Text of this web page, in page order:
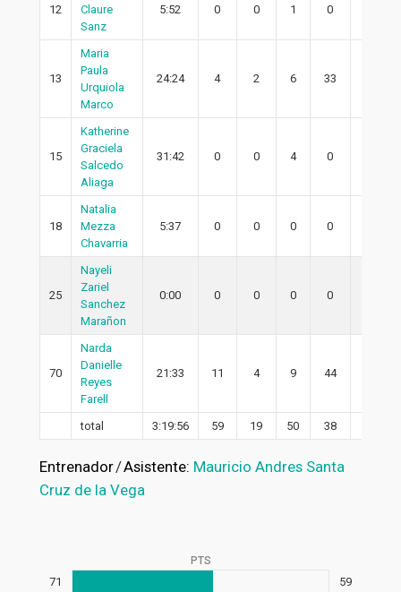
12
Claure
Sanz
5:52 0 0 1 0
13
Maria
Paula
Urquiola
Marco
24:24 4 2 6 33
15
Katherine
Graciela
Salcedo
Aliaga
31:42 0 0 4 0
18
Natalia
Mezza
Chavarria
5:37 0 0 0 0
25
Nayeli
Zariel
Sanchez
Marañon
0:00 0 0 0 0
70
Narda
Danielle
Reyes
Farell
21:33 11 4 9 44
total 3:19:56 59 19 50 38
Entrenador/Asistente: Mauricio Andres Santa
Cruz de la Vega
PTS
71 59